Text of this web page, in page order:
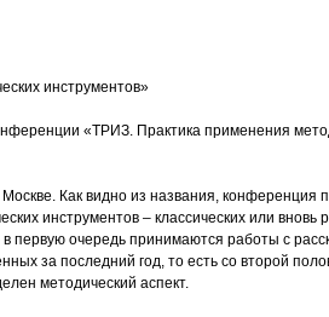
инструментов»
«ТРИЗ. Практика применения
Как видно из названия, конференция
инструментов – классических или вновь
первую очередь принимаются работы с
за последний год, то есть со второй
методический аспект.